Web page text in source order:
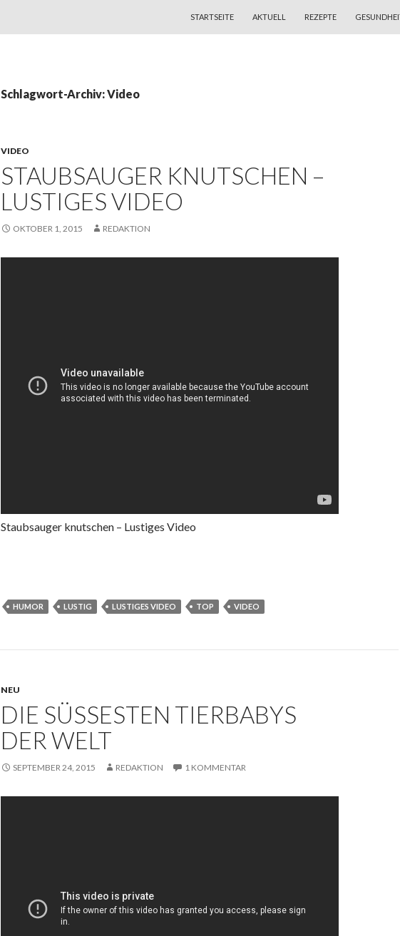
STARTSEITE
AKTUELL REZEPTE
Schlagwort-Archiv: Video
VIDEO
STAUBSAUGER KNUTSCHEN –
LUSTIGES VIDEO
OKTOBER 1, 2015 REDAKTION
Staubsauger knutschen – Lustiges Video
HUMOR LUSTIG LUSTIGES VIDEO TOP VIDEO
NEU
DIE SÜSSESTEN TIERBABYS D
ER WELT
SEPTEMBER 24, 2015 REDAKTION 1 KOMMENTAR